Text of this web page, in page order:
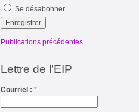
Se désabonner
Publications précédentes
Lettre de l’EIP
Courriel : *